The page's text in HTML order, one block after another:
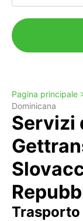
Pagina principale
Dominicana
Servizi
Trasporto